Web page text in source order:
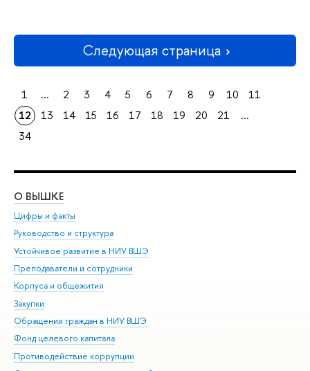
Следующая страница
1 ... 2 3 4 5 6 7 8 9 10
11
12
13 14 15 16 17 18 19 20 21
...
34
О ВЫШКЕ
Цифры и факты
Руководство и структура
Устойчивое развитие в НИУ ВШЭ
Преподаватели и сотрудники
Корпуса и общежития
Закупки
Обращения граждан в НИУ ВШЭ
Фонд целевого капитала
Противодействие коррупции